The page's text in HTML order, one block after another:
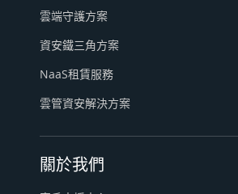
雲端守護方案
資安鐵三角方案
NaaS租賃服務
雲管資安解決方案
關於我們